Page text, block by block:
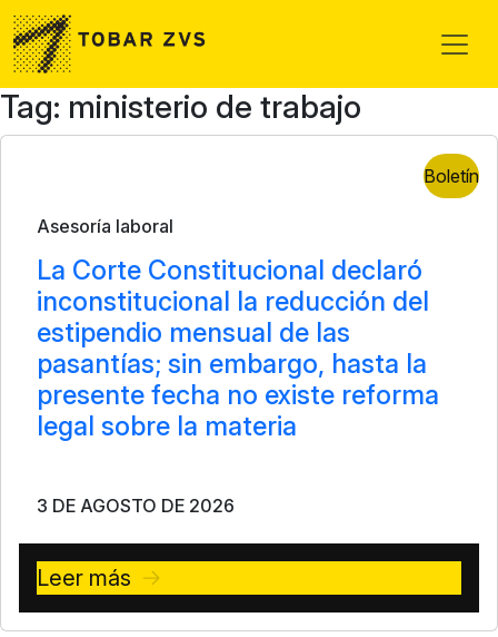
Skip to main content
Tag: ministerio de trabajo
Boletín
Asesoría laboral
La Corte Constitucional declaró
inconstitucional la reducción del
estipendio mensual de las
pasantías; sin embargo, hasta la
presente fecha no existe reforma
legal sobre la materia
3 DE AGOSTO DE 2026
Leer más